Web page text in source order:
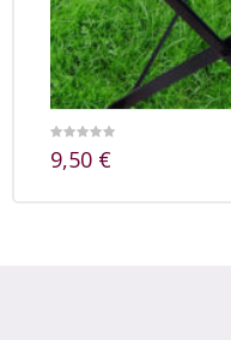
9,50 €